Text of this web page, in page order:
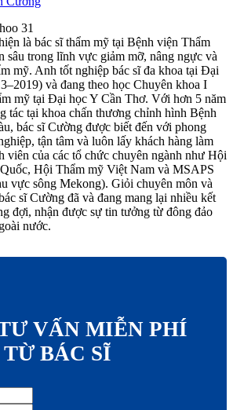
là bác sĩ thẩm mỹ tại Bệnh viện Thẩm
sâu trong lĩnh vực giảm mỡ, nâng ngực và
mỹ. Anh tốt nghiệp bác sĩ đa khoa tại Đại
và đang theo học Chuyên khoa I
mỹ tại Đại học Y Cần Thơ. Với hơn 5 năm
tác tại khoa chấn thương chỉnh hình Bệnh
bác sĩ Cường được biết đến với phong
tận tâm và luôn lấy khách hàng làm
viên của các tổ chức chuyên ngành như Hội
Hội Thẩm mỹ Việt Nam và MSAPS
vực sông Mekong). Giỏi chuyên môn và
sĩ Cường đã và đang mang lại nhiều kết
đợi, nhận được sự tin tưởng từ đông đảo
nước.
VẤN MIỄN PHÍ
TỪ BÁC SĨ